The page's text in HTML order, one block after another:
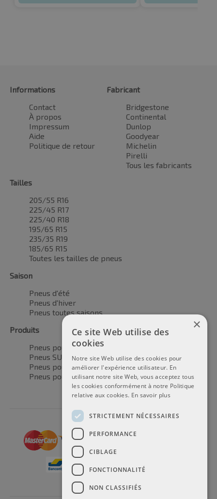
Informations
Contact
À propos
Impressum
Aide
Politique de retour
Fabricant
Bridgestone
Continental
Dunlop
Goodyear
Michelin
Pirelli
Tous les fabricants
Tailles
205/55 R16
225/45 R17
225/40 R18
195/65 R15
235/35 R19
185/65 R15
Toutes les tailles de pneus
Saison
Pneus d'été
Pneus d'hiver
Pneus toutes saisons
Produits
Pneus pour voitures
Pneus SUV / 4x4
Pneus pour camionnettes
Pneus pour motos
×
Ce site Web utilise des
cookies
Notre site Web utilise des cookies pour
améliorer l'expérience utilisateur. En
utilisant notre site Web, vous acceptez tous
les cookies conformément à notre Politique
relative aux cookies. En savoir plus
STRICTEMENT NÉCESSAIRES
PERFORMANCE
CIBLAGE
FONCTIONNALITÉ
NON CLASSIFIÉS